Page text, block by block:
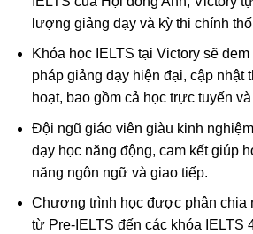
lượng giảng dạy và kỳ thi chính
Khóa học IELTS tại Victory sẽ
pháp giảng dạy hiện đại, cập nhật
hoạt, bao gồm cả học trực tuyến
Đội ngũ giáo viên giàu kinh
dạy học năng động, cam kết giúp
năng ngôn ngữ và giao tiếp.
Chương trình học được phân chia
từ Pre-IELTS đến các khóa IELTS